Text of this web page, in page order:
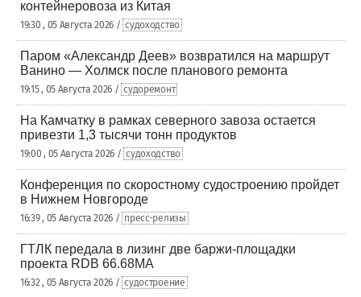
контейнеровоза из Китая
19:30 , 05 Августа 2026 / судоходство
Паром «Александр Деев» возвратился на маршрут
Ванино — Холмск после планового ремонта
19:15 , 05 Августа 2026 / судоремонт
На Камчатку в рамках северного завоза остается
привезти 1,3 тысячи тонн продуктов
19:00 , 05 Августа 2026 / судоходство
Конференция по скоростному судостроению пройдет
в Нижнем Новгороде
16:39 , 05 Августа 2026 / пресс-релизы
ГТЛК передала в лизинг две баржи-площадки
проекта RDB 66.68МА
16:32 , 05 Августа 2026 / судостроение